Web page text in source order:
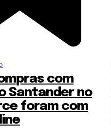
com
Santander no
foram com